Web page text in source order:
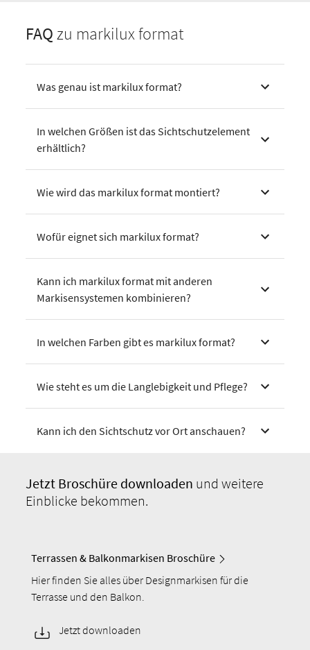
FAQzu markilux format
Was genau ist markilux format?
In welchen Größen ist das Sichtschutzelement
erhältlich?
Wie wird das markilux format montiert?
Wofür eignet sich markilux format?
Kann ich markilux format mit anderen
Markisensystemen kombinieren?
In welchen Farben gibt es markilux format?
Wie steht es um die Langlebigkeit und Pflege?
Kann ich den Sichtschutz vor Ort anschauen?
Jetzt Broschüre downloaden und weitere
Einblicke bekommen.
Terrassen & Balkonmarkisen Broschüre
Hier finden Sie alles über Designmarkisen für die
Terrasse und den Balkon.
Jetzt downloaden